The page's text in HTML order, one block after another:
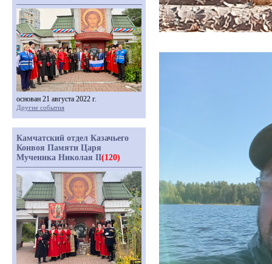
основан 21 августа 2022 г.
Другие события
Камчатский отдел Казачьего
Конвоя Памяти Царя
Мученика Николая II(120)